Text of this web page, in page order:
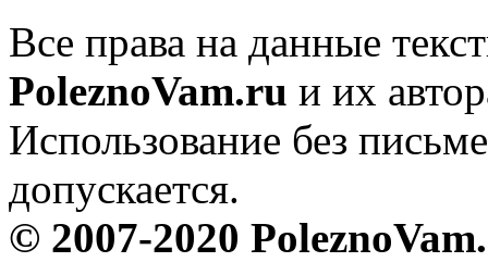
Все права на данные
PoleznoVam.ru и их
Использование без
допускается.
© 2007-2020